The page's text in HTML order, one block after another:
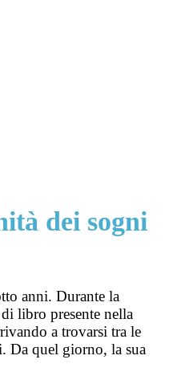
dei sogni
anni. Durante la
libro presente nella
a trovarsi tra le
Da quel giorno, la sua